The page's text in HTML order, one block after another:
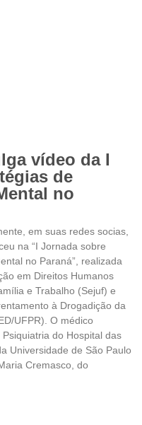
vídeo da I
de
no
em suas redes socias,
na “I Jornada sobre
no Paraná”, realizada
em Direitos Humanos
e Trabalho (Sejuf) e
à Drogadição da
UFPR). O médico
do Hospital das
Universidade de São Paulo
Cremasco, do